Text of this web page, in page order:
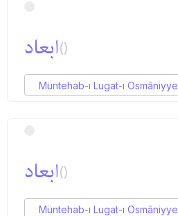
ابعاد()
Müntehab-ı Lugat-ı Osmâniyye
ابعاد()
Müntehab-ı Lugat-ı Osmâniyye